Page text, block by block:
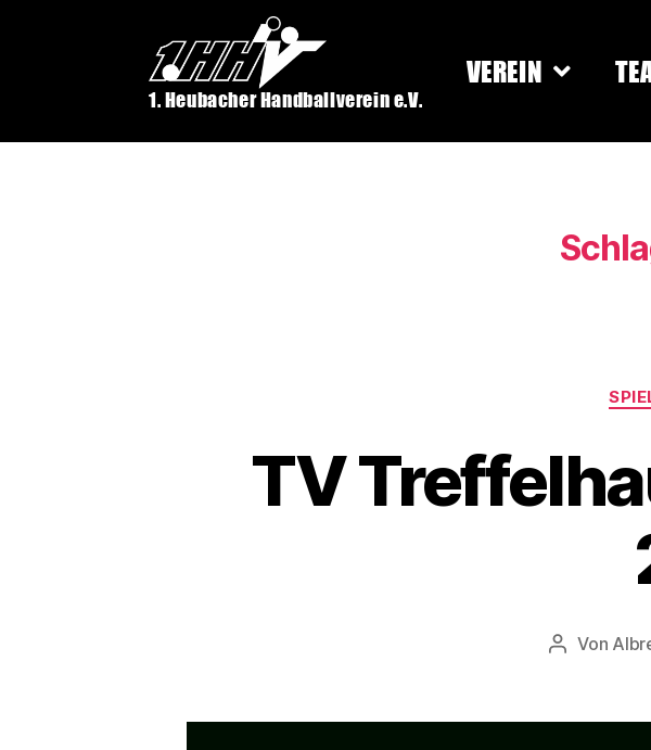
1. Heubacher Handballverein e.V.
VEREIN
TV
Von